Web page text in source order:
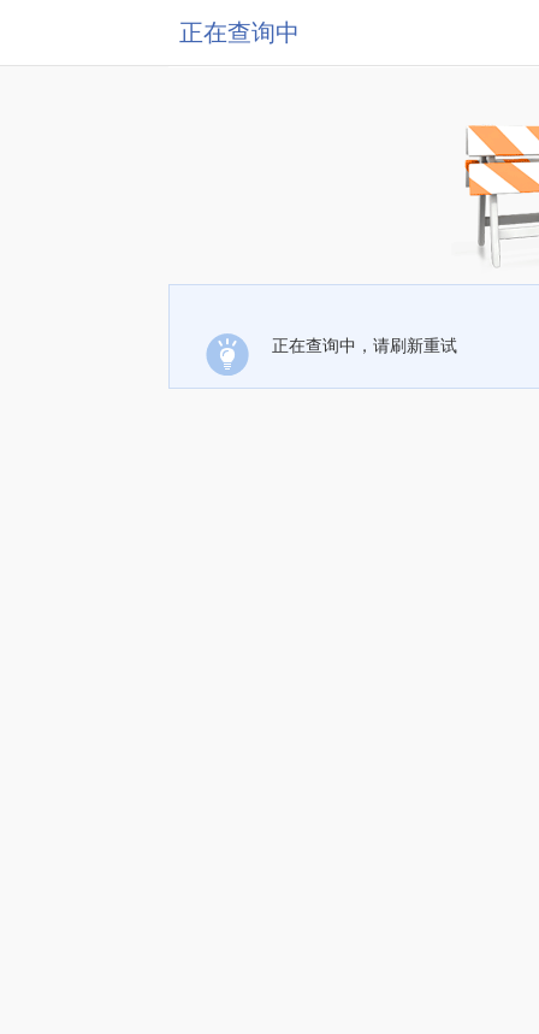
正在查询中
正在查询中，请刷新重试